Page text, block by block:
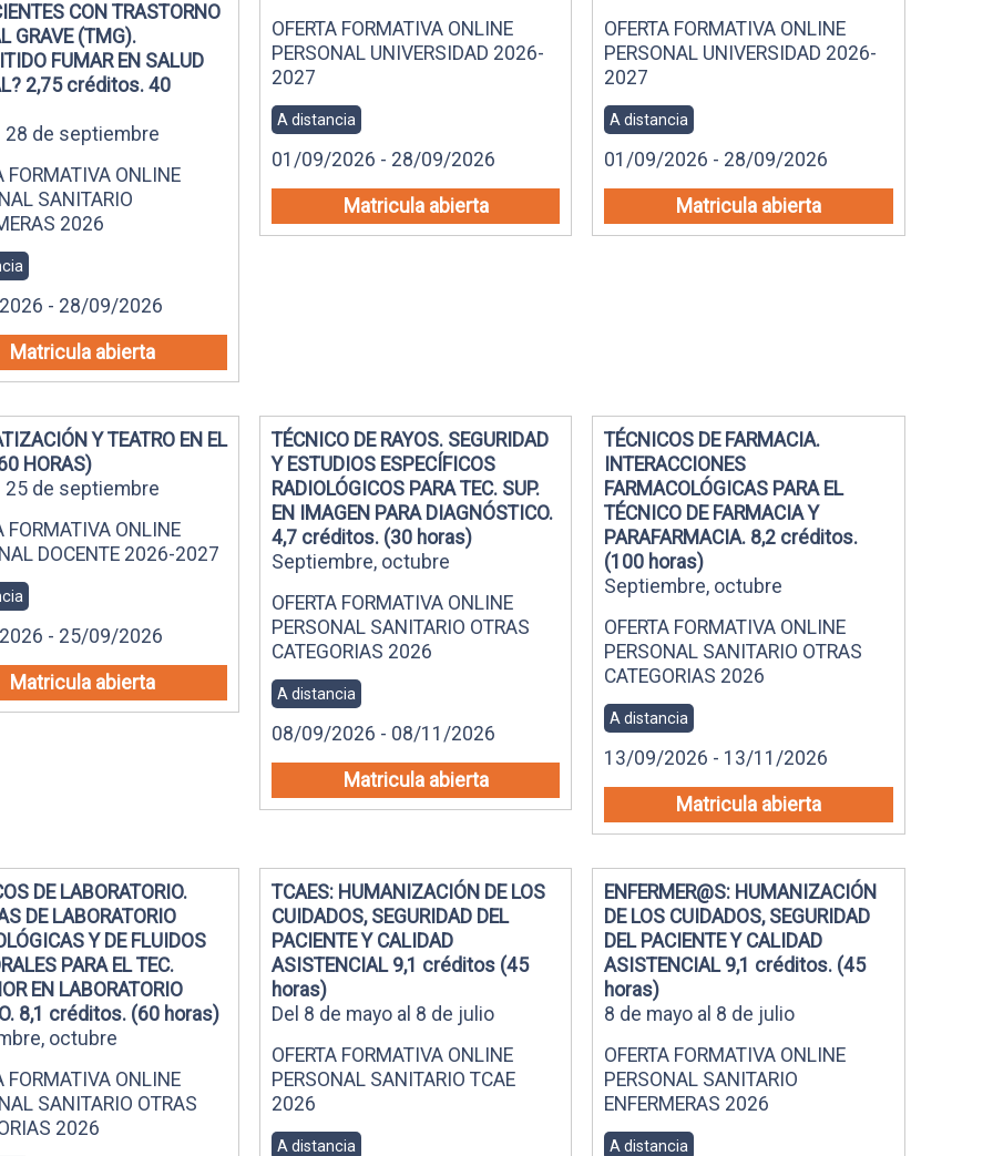
CON TRASTORNO
GRAVE (TMG).
FUMAR EN SALUD
2,75 créditos. 40
28 de septiembre
FORMATIVA ONLINE
SANITARIO
2026
- 28/09/2026
Matricula abierta
OFERTA FORMATIVA ONLINE
PERSONAL UNIVERSIDAD 2026-
2027
A distancia
01/09/2026 - 28/09/2026
Matricula abierta
OFERTA FORMATIVA ONLINE
PERSONAL UNIVERSIDAD 2026-
2027
A distancia
01/09/2026 - 28/09/2026
Matricula abierta
Y TEATRO EN EL
HORAS)
25 de septiembre
FORMATIVA ONLINE
DOCENTE 2026-2027
- 25/09/2026
Matricula abierta
TÉCNICO DE RAYOS. SEGURIDAD
Y ESTUDIOS ESPECÍFICOS
RADIOLÓGICOS PARA TEC. SUP.
EN IMAGEN PARA DIAGNÓSTICO.
4,7 créditos. (30 horas)
Septiembre, octubre
OFERTA FORMATIVA ONLINE
PERSONAL SANITARIO OTRAS
CATEGORIAS 2026
A distancia
08/09/2026 - 08/11/2026
Matricula abierta
TÉCNICOS DE FARMACIA.
INTERACCIONES
FARMACOLÓGICAS PARA EL
TÉCNICO DE FARMACIA Y
PARAFARMACIA. 8,2 créditos.
(100 horas)
Septiembre, octubre
OFERTA FORMATIVA ONLINE
PERSONAL SANITARIO OTRAS
CATEGORIAS 2026
A distancia
13/09/2026 - 13/11/2026
Matricula abierta
DE LABORATORIO.
DE LABORATORIO
Y DE FLUIDOS
PARA EL TEC.
EN LABORATORIO
8,1 créditos. (60 horas)
octubre
FORMATIVA ONLINE
SANITARIO OTRAS
2026
TCAES: HUMANIZACIÓN DE LOS
CUIDADOS, SEGURIDAD DEL
PACIENTE Y CALIDAD
ASISTENCIAL 9,1 créditos (45
horas)
Del 8 de mayo al 8 de julio
OFERTA FORMATIVA ONLINE
PERSONAL SANITARIO TCAE
2026
A distancia
ENFERMER@S: HUMANIZACIÓN
DE LOS CUIDADOS, SEGURIDAD
DEL PACIENTE Y CALIDAD
ASISTENCIAL 9,1 créditos. (45
horas)
8 de mayo al 8 de julio
OFERTA FORMATIVA ONLINE
PERSONAL SANITARIO
ENFERMERAS 2026
A distancia